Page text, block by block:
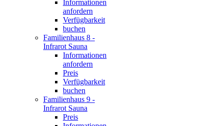
Informationen
anfordern
Verfügbarkeit
buchen
Familienhaus 8 -
Infrarot Sauna
Informationen
anfordern
Preis
Verfügbarkeit
buchen
Familienhaus 9 -
Infrarot Sauna
Preis